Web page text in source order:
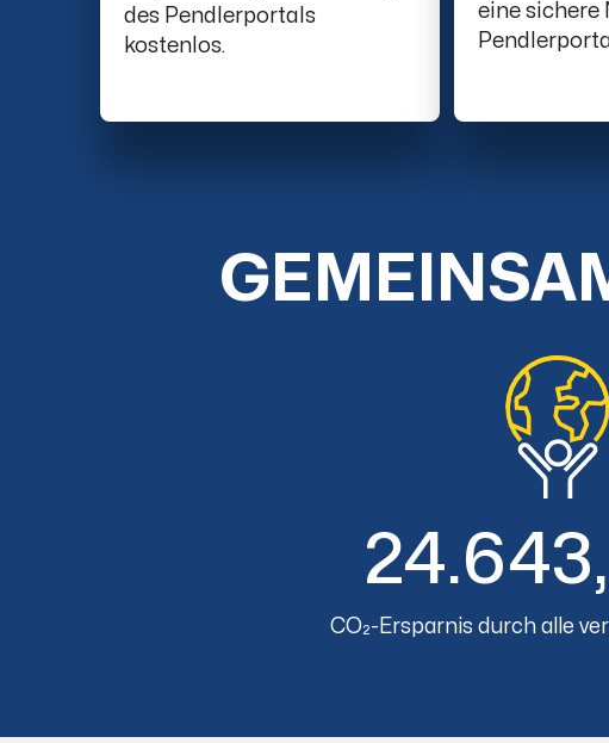
des Pendlerportals
kostenlos.
eine sichere
CO₂-Ersparnis durch alle